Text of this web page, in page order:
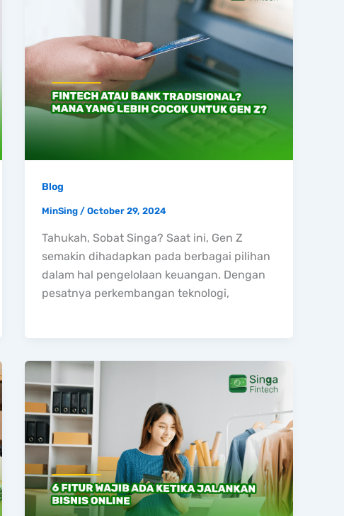
Blog
MinSing/October 29, 2024
Tahukah, Sobat Singa? Saat ini, Gen Z
semakin dihadapkan pada berbagai pilihan
dalam hal pengelolaan keuangan. Dengan
pesatnya perkembangan teknologi,